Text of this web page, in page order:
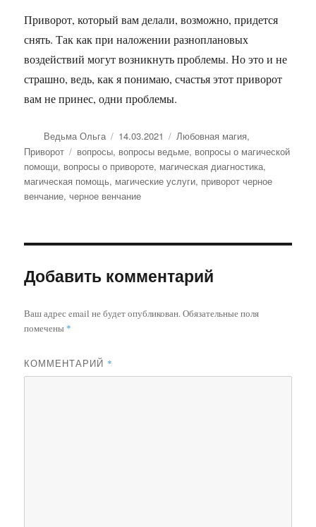
Приворот, который вам делали, возможно, придется
снять. Так как при наложении разноплановых
воздействий могут возникнуть проблемы. Но это и не
страшно, ведь, как я понимаю, счастья этот приворот
вам не принес, одни проблемы.
Автор
Ведьма Ольга Опубликовано
14.03.2021 Рубрики
Любовная магия,
Приворот
Метки
вопросы, вопросы ведьме, вопросы о магической
помощи, вопросы о привороте, магическая диагностика,
магическая помощь, магические услуги, приворот черное
венчание,черное венчание
Добавить комментарий
Ваш адрес email не будет опубликован.Обязательные поля
помечены *
КОММЕНТАРИЙ *